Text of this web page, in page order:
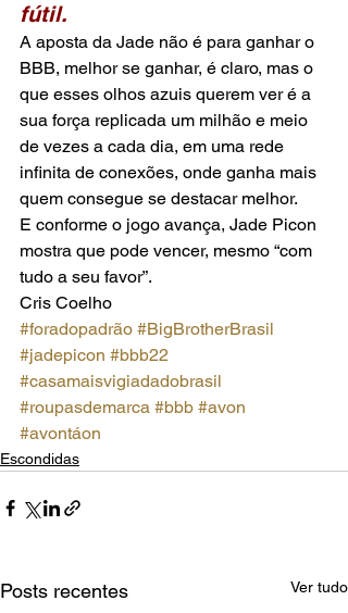
fútil.
A aposta da Jade não é para ganhar o
BBB, melhor se ganhar, é claro, mas o
que esses olhos azuis querem ver é a
sua força replicada um milhão e meio
de vezes a cada dia, em uma rede
infinita de conexões, onde ganha mais
quem consegue se destacar melhor.
E conforme o jogo avança, Jade Picon
mostra que pode vencer, mesmo “com
tudo a seu favor”.
Cris Coelho
#foradopadrão #BigBrotherBrasil
#jadepicon #bbb22
#casamaisvigiadadobrasil
#roupasdemarca #bbb #avon
#avontáon
Escondidas
Posts recentes Ver tudo